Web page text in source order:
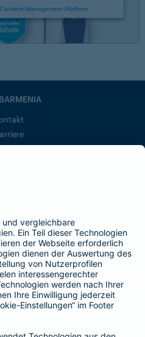
Management Platform
BarmeniaGothaer
SEITEN